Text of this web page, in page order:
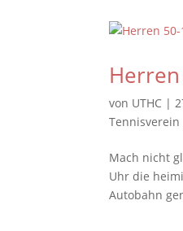
von UTHC |
Mach nicht
Uhr die
Autobahn